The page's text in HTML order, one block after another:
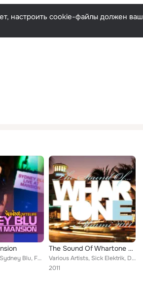
Русский
настроить cookie-файлы должен ваш
Various Artists, Sydney Blu, Funkagenda, Hard Rock Sofa & St. Brothers, Sydney Blu & Digital Lab, Dresden & Johnston, Firebeatz,...
The Sound Of Whartone Miami 2011
Various Artists, Sick Elektrik, Digital Impression, Organic DJs, Karlos Cheadle, Dirty Secretz, Ted Nilsson, Lickrish Music, War...
2011